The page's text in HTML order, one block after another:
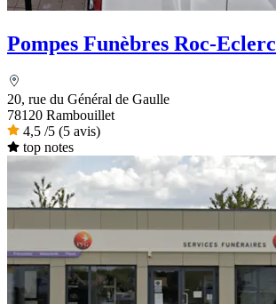
Pompes Funèbres Roc-Eclerc
20, rue du Général de Gaulle
78120 Rambouillet
4,5 /5 (5 avis)
top notes